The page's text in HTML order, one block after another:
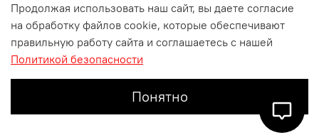
О магазине
Информация для покупателей
Продолжая использовать наш сайт, вы даете согласие
на обработку файлов cookie, которые обеспечивают
правильную работу сайта и соглашаетесь с нашей
Политикой безопасности
Понятно